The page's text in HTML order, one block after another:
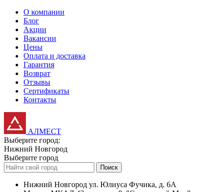
О компании
Блог
Акции
Вакансии
Цены
Оплата и доставка
Гарантия
Возврат
Отзывы
Сертификаты
Контакты
АЛМЕСТ
Выберите город:
Нижний Новгород
Выберите город
Поиск
Нижний Новгород ул. Юлиуса Фучика, д. 6А